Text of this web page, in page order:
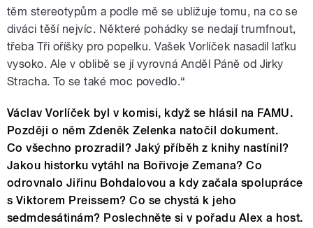
těm stereotypům a podle mě se ubližuje tomu, na co se
diváci těší nejvíc. Některé pohádky se nedají trumfnout,
třeba Tři oříšky pro popelku. Vašek Vorlíček nasadil laťku
vysoko. Ale v oblibě se jí vyrovná Anděl Páně od Jirky
Stracha. To se také moc povedlo.“
Václav Vorlíček byl v komisi, když se hlásil na FAMU.
Později o něm Zdeněk Zelenka natočil dokument.
Co všechno prozradil? Jaký příběh z knihy nastínil?
Jakou historku vytáhl na Bořivoje Zemana? Co
odrovnalo Jiřinu Bohdalovou a kdy začala spolupráce
s Viktorem Preissem? Co se chystá k jeho
sedmdesátinám? Poslechněte si v pořadu Alex a host.